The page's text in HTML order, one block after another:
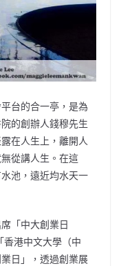
台的合一亭，是為
的創辦人錢穆先生
在人生上，離開人
從講人生。在這
池，遠近均水天一
「中大創業日
港中文大學（中
日」，透過創業展